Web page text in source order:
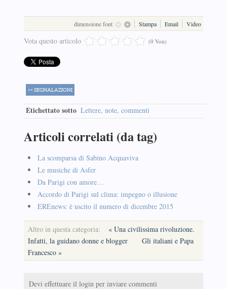
dimensione font Stampa Email Video
Vota questo articolo (0 Voti)
<< SEGNALAZIONI
Etichettato sotto Lettere, note, commenti
Articoli correlati (da tag)
La scomparsa di Sabino Acquaviva
Le musiche di Asfer
Da Parigi con amore…
Accordo di Parigi sul clima: impegno o illusione
EREnews: è uscito il numero di dicembre 2015
Altro in questa categoria:
« Una civilissima rivoluzione.
Infatti, la guidano donne e blogger
Gli italiani e Papa
Francesco »
Devi effettuare il login per inviare commenti